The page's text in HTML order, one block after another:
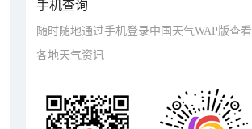
手机查询
随时随地通过手机登录中国天气WAP版查看
各地天气资讯